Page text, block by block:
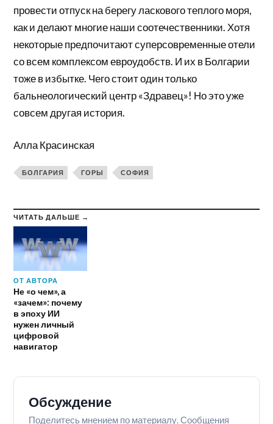
провести отпуск на берегу ласкового теплого моря,
как и делают многие наши соотечественники. Хотя
некоторые предпочитают суперсовременные отели
со всем комплексом евроудобств. И их в Болгарии
тоже в избытке. Чего стоит один только
бальнеологический центр «Здравец»! Но это уже
совсем другая история.
Алла Красинская
БОЛГАРИЯ ГОРЫ СОФИЯ
ЧИТАТЬ ДАЛЬШЕ →
ОТ АВТОРА
Не «о чем», а
«зачем»: почему
в эпоху ИИ
нужен личный
цифровой
навигатор
Обсуждение
Поделитесь мнением по материалу. Сообщения